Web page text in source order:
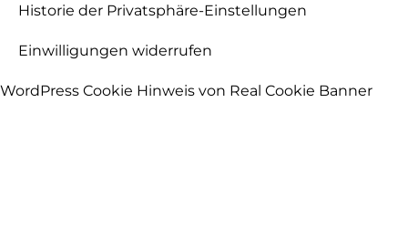
Historie der Privatsphäre-Einstellungen
Einwilligungen widerrufen
WordPress Cookie Hinweis von Real Cookie Banner